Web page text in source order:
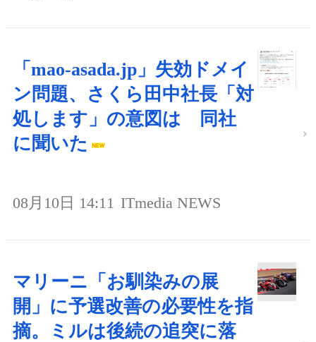
「mao-asada.jp」失効ドメイ
ン問題、さくら田中社長「対
処します」の意図は 同社
に聞いた
08月10日 14:11 ITmedia NEWS
マリーニ「お馴染みの展
開」に予選改善の必要性を指
摘。ミルは後続の追突に落